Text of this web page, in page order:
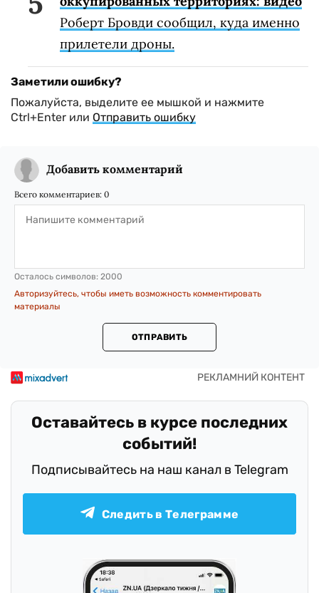
Роберт Бровди сообщил, куда именно
прилетели дроны.
Заметили ошибку?
Пожалуйста, выделите ее мышкой и нажмите
Ctrl+Enter или Отправить ошибку
Добавить комментарий
Всего комментариев: 0
Осталось символов: 2000
Авторизуйтесь, чтобы иметь возможность комментировать
материалы
ОТПРАВИТЬ
Оставайтесь в курсе последних
событий!
Подписывайтесь на наш канал в Telegram
Следить в Телеграмме